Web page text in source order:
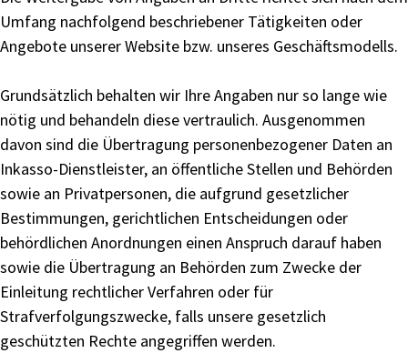
Umfang nachfolgend beschriebener Tätigkeiten oder
Angebote unserer Website bzw. unseres Geschäftsmodells.
Grundsätzlich behalten wir Ihre Angaben nur so lange wie
nötig und behandeln diese vertraulich. Ausgenommen
davon sind die Übertragung personenbezogener Daten an
Inkasso-Dienstleister, an öffentliche Stellen und Behörden
sowie an Privatpersonen, die aufgrund gesetzlicher
Bestimmungen, gerichtlichen Entscheidungen oder
behördlichen Anordnungen einen Anspruch darauf haben
sowie die Übertragung an Behörden zum Zwecke der
Einleitung rechtlicher Verfahren oder für
Strafverfolgungszwecke, falls unsere gesetzlich
geschützten Rechte angegriffen werden.